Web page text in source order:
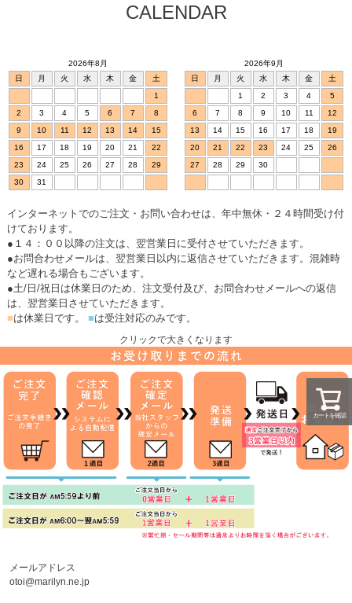
カートを確認
CALENDAR
2026年8月
日
月 火 水 木 金
土
1
2
3 4 5 6 7
8
9
10 11 12 13 14
15
16
17 18 19 20 21
22
23
24 25 26 27 28
29
30
31
2026年9月
日
月 火 水 木 金
土
1
2 3 4
5
6
7 8 9 10 11
12
13
14 15 16 17 18
19
20
21 22 23 24 25
26
27
28 29 30
インターネットでのご注文・お問い合わせは、年中無休・２４時間受け付
けております。
●１４：００以降の注文は、翌営業日に受付させていただきます。
●お問合わせメールは、翌営業日以内に返信させていただきます。混雑時
など遅れる場合もございます。
●土/日/祝日は休業日のため、注文受付及び、お問合わせメールへの返信
は、翌営業日させていただきます。
■は休業日です。 ■は受注対応のみです。
クリックで大きくなります
メールアドレス
otoi@marilyn.ne.jp